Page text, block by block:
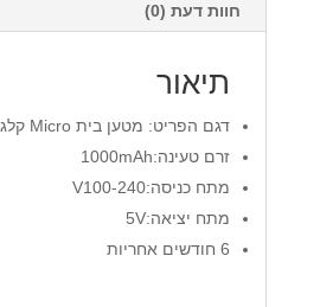
חוות דעת (0)
תיאור
דגם הפריט: מטען בית Micro קלגסי\LG
זרם טעינה:1000mAh
מתח כניסה:V100-240
מתח יציאה:5V
6 חודשים אחריות